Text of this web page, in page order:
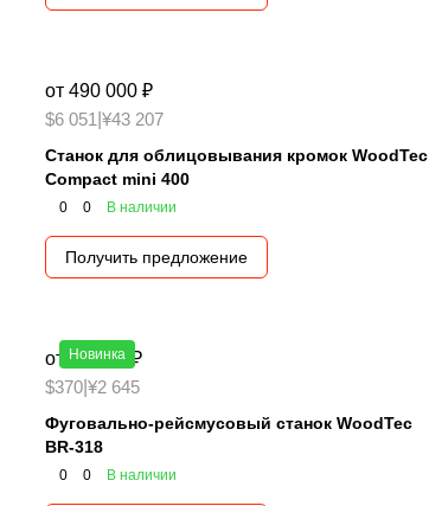
от 490 000 ₽
$6 051 ¥43 207
Станок для облицовывания кромок WoodTec
Compact mini 400
0 0 В наличии
Получить предложение
Новинка
от 30 000 ₽
$370 ¥2 645
Фуговально-рейсмусовый станок WoodTec
BR-318
0 0 В наличии